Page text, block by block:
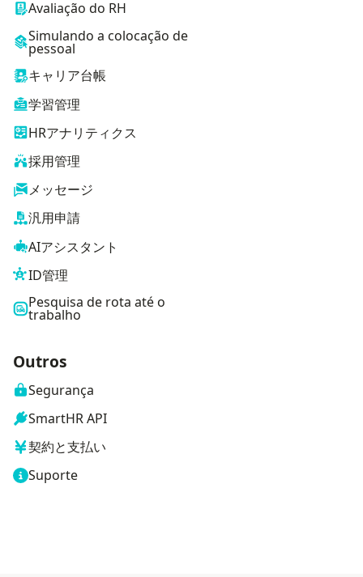
Avaliação do RH
Simulando a colocação de
pessoal
キャリア台帳
学習管理
HRアナリティクス
採用管理
メッセージ
汎用申請
AIアシスタント
ID管理
Pesquisa de rota até o
trabalho
Outros
Segurança
SmartHR API
契約と支払い
Suporte